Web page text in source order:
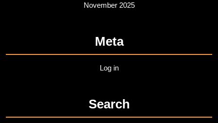
November 2025
Meta
Log in
Search